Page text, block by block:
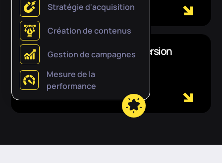
Stratégie d'acquisition
Création de contenus
Gestion de campagnes
Mesure de la
performance
CRO : optimisation de la conversion